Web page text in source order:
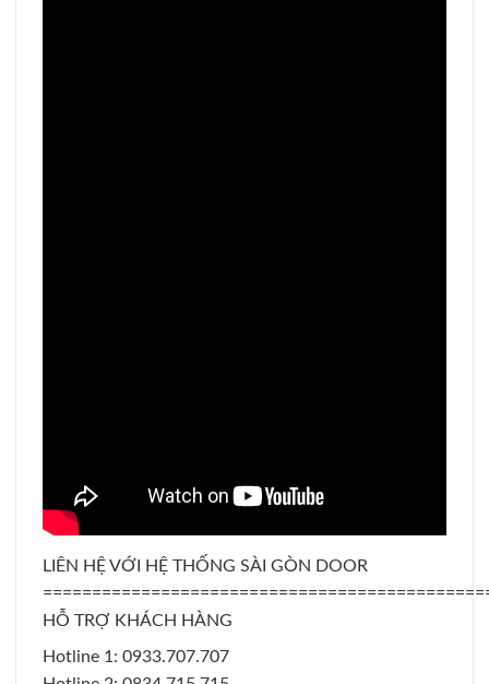
LIÊN HỆ VỚI HỆ THỐNG SÀI GÒN DOOR
HỖ TRỢ KHÁCH HÀNG
Hotline 1: 0933.707.707